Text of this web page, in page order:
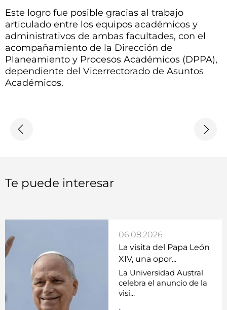
Este logro fue posible gracias al trabajo
articulado entre los equipos académicos y
administrativos de ambas facultades, con el
acompañamiento de la Dirección de
Planeamiento y Procesos Académicos (DPPA),
dependiente del Vicerrectorado de Asuntos
Académicos.
Te puede interesar
06.08.2026
La visita del Papa León
XIV, una opor...
La Universidad Austral
celebra el anuncio de la
visi...